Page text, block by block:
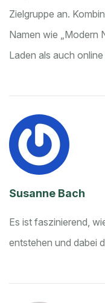
Zielgruppe an.
Namen wie „Modern
Laden als auch
Susanne Bach
Es ist faszinierend,
entstehen und dabei